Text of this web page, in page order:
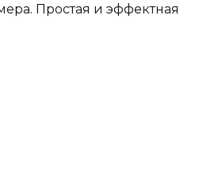
Простая и эффектная